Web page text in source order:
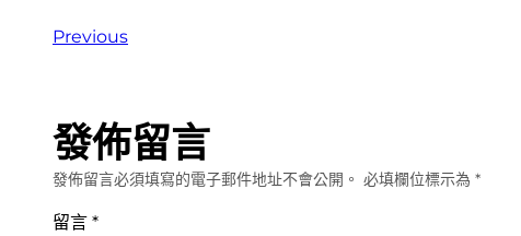
Previous
發佈留言
發佈留言必須填寫的電子郵件地址不會公開。 必填欄位標示為 *
留言 *